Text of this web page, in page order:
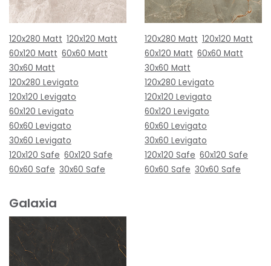
120x280 Matt 120x120 Matt
60x120 Matt 60x60 Matt
30x60 Matt
120x280 Levigato
120x120 Levigato
60x120 Levigato
60x60 Levigato
30x60 Levigato
120x120 Safe 60x120 Safe
60x60 Safe 30x60 Safe
120x280 Matt 120x120 Matt
60x120 Matt 60x60 Matt
30x60 Matt
120x280 Levigato
120x120 Levigato
60x120 Levigato
60x60 Levigato
30x60 Levigato
120x120 Safe 60x120 Safe
60x60 Safe 30x60 Safe
Galaxia